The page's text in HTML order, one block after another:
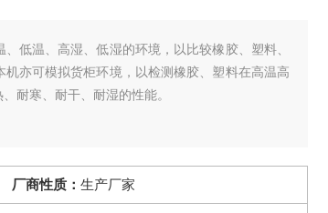
低温、高湿、低湿的环境，以比较橡胶、塑料、
亦可模拟货柜环境，以检测橡胶、塑料在高温高
耐寒、耐干、耐湿的性能。
厂商性质： 生产厂家